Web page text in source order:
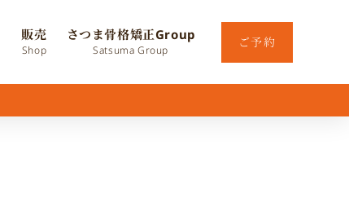
販売
Shop
さつま骨格矯正Group
Satsuma Group
ご予約